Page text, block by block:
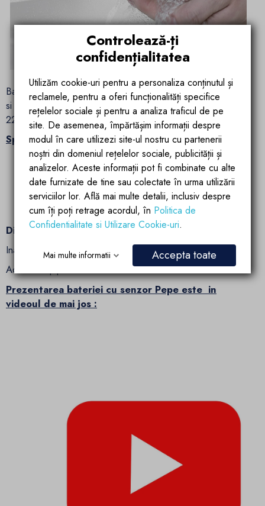
Bateria Pepe cu senzor se poate monta in orice incapere
si se pooate folosi si in spatiile unde nu exista alimentare
220V – datorita alimentarii cu baterii.
Specificatii tehnice:
Tip produs: baterie lavoar cu senzor
Tip montare: pe lavoar
Culoare: Crom
Material:otel inoxidabil
Pipa: fixa
Dimensiuni:
Inaltime: 14.3 cm
Adancime pipa: 12.4 cm
Prezentarea bateriei cu senzor Pepe este in
videoul de mai jos :
Controlează-ți
confidențialitatea
Utilizăm cookie-uri pentru a personaliza conținutul și
reclamele, pentru a oferi funcționalități specifice
rețelelor sociale și pentru a analiza traficul de pe
site. De asemenea, împărtășim informații despre
modul în care utilizezi site-ul nostru cu partenerii
noștri din domeniul rețelelor sociale, publicității și
analizelor. Aceste informații pot fi combinate cu alte
date furnizate de tine sau colectate în urma utilizării
serviciilor lor. Află mai multe detalii, inclusiv despre
cum îți poți retrage acordul, în Politica de
Confidentialitate si Utilizare Cookie-uri.
Mai multe informatii Accepta toate